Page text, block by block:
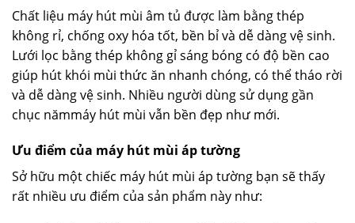
Chất liệu máy hút mùi âm tủ được làm bằng thép
không rỉ, chống oxy hóa tốt, bền bỉ và dễ dàng vệ sinh.
Lưới lọc bằng thép không gỉ sáng bóng có độ bền cao
giúp hút khói mùi thức ăn nhanh chóng, có thể tháo rời
và dễ dàng vệ sinh. Nhiều người dùng sử dụng gần
chục nămmáy hút mùi vẫn bền đẹp như mới.
Ưu điểm của máy hút mùi áp tường
Sở hữu một chiếc máy hút mùi áp tường bạn sẽ thấy
rất nhiều ưu điểm của sản phẩm này như: